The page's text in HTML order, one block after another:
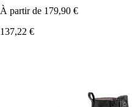
À partir de 179,90 €
137,22 €